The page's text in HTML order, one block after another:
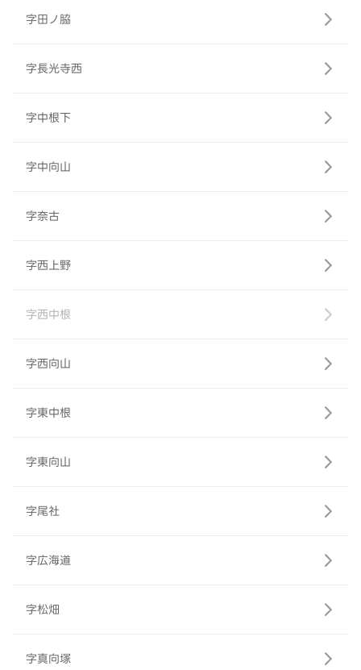
字田ノ脇
字長光寺西
字中根下
字中向山
字奈古
字西上野
字西中根
字西向山
字東中根
字東向山
字尾社
字広海道
字松畑
字真向塚